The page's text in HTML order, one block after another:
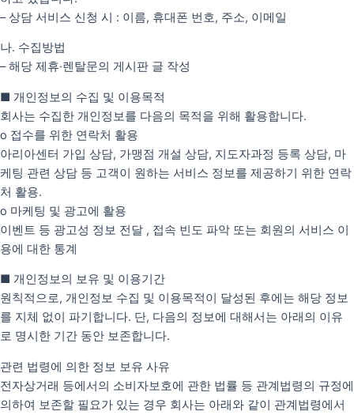
– 상담 서비스 신청 시 : 이름, 휴대폰 번호, 주소, 이메일
나. 수집방법
– 해당 제휴·렌탈문의 게시판 글 작성
■ 개인정보의 수집 및 이용목적
회사는 수집한 개인정보를 다음의 목적을 위해 활용합니다.
o 접수를 위한 연락처 활용
아리아센터 가입 상담, 가맹점 개설 상담, 지도자과정 등록 상담, 마
케팅 관련 상담 등 고객이 원하는 서비스 정보를 제공하기 위한 연락
처 활용.
o 마케팅 및 광고에 활용
이벤트 등 광고성 정보 전달 , 접속 빈도 파악 또는 회원의 서비스 이
용에 대한 통계
■ 개인정보의 보유 및 이용기간
원칙적으로, 개인정보 수집 및 이용목적이 달성된 후에는 해당 정보
를 지체 없이 파기합니다. 단, 다음의 정보에 대해서는 아래의 이유
로 명시한 기간 동안 보존합니다.
관련 법령에 의한 정보 보유 사유
전자상거래 등에서의 소비자보호에 관한 법률 등 관계법령의 규정에
의하여 보존할 필요가 있는 경우 회사는 아래와 같이 관계법령에서